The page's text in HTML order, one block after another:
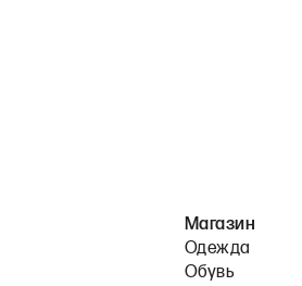
Магазин
Одежда
Обувь